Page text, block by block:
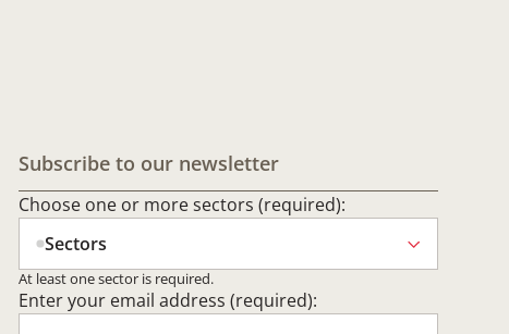
Subscribe to our newsletter
Choose one or more sectors (required):
Sectors
At least one sector is required.
Enter your email address (required):